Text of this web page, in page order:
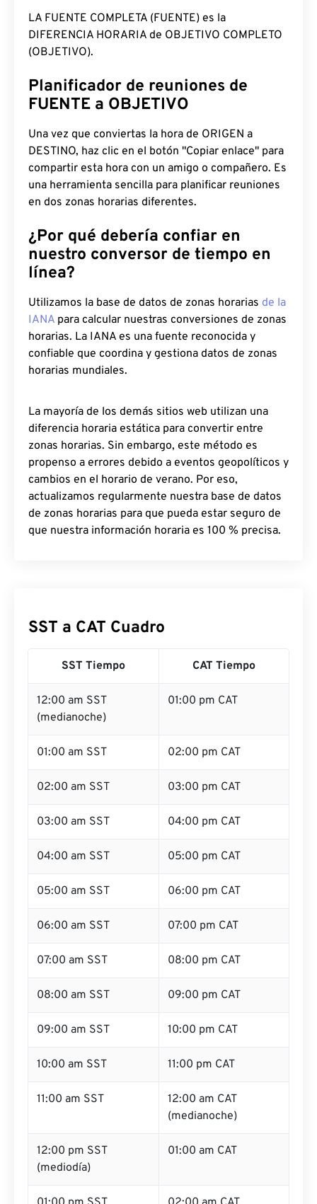
LA FUENTE COMPLETA (FUENTE) es la
DIFERENCIA HORARIA de OBJETIVO COMPLETO
(OBJETIVO).
Planificador de reuniones de
FUENTE a OBJETIVO
Una vez que conviertas la hora de ORIGEN a
DESTINO, haz clic en el botón "Copiar enlace" para
compartir esta hora con un amigo o compañero. Es
una herramienta sencilla para planificar reuniones
en dos zonas horarias diferentes.
¿Por qué debería confiar en
nuestro conversor de tiempo en
línea?
Utilizamos la base de datos de zonas horarias de la
IANA para calcular nuestras conversiones de zonas
horarias. La IANA es una fuente reconocida y
confiable que coordina y gestiona datos de zonas
horarias mundiales.
La mayoría de los demás sitios web utilizan una
diferencia horaria estática para convertir entre
zonas horarias. Sin embargo, este método es
propenso a errores debido a eventos geopolíticos y
cambios en el horario de verano. Por eso,
actualizamos regularmente nuestra base de datos
de zonas horarias para que pueda estar seguro de
que nuestra información horaria es 100 % precisa.
SST a CAT Cuadro
SST Tiempo CAT Tiempo
12:00 am SST
(medianoche)
01:00 pm CAT
01:00 am SST 02:00 pm CAT
02:00 am SST 03:00 pm CAT
03:00 am SST 04:00 pm CAT
04:00 am SST 05:00 pm CAT
05:00 am SST 06:00 pm CAT
06:00 am SST 07:00 pm CAT
07:00 am SST 08:00 pm CAT
08:00 am SST 09:00 pm CAT
09:00 am SST 10:00 pm CAT
10:00 am SST 11:00 pm CAT
11:00 am SST
12:00 am CAT
(medianoche)
12:00 pm SST
(mediodía)
01:00 am CAT